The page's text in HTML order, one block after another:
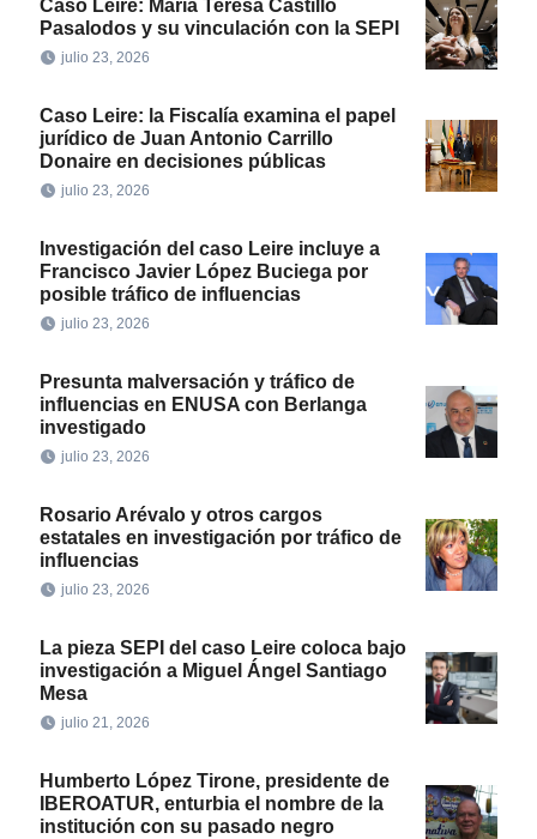
Caso Leire: María Teresa Castillo
Pasalodos y su vinculación con la SEPI
julio 23, 2026
Caso Leire: la Fiscalía examina el papel
jurídico de Juan Antonio Carrillo
Donaire en decisiones públicas
julio 23, 2026
Investigación del caso Leire incluye a
Francisco Javier López Buciega por
posible tráfico de influencias
julio 23, 2026
Presunta malversación y tráfico de
influencias en ENUSA con Berlanga
investigado
julio 23, 2026
Rosario Arévalo y otros cargos
estatales en investigación por tráfico de
influencias
julio 23, 2026
La pieza SEPI del caso Leire coloca bajo
investigación a Miguel Ángel Santiago
Mesa
julio 21, 2026
Humberto López Tirone, presidente de
IBEROATUR, enturbia el nombre de la
institución con su pasado negro